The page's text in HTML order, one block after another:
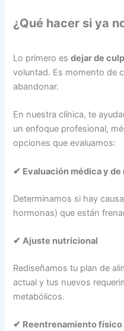
¿Qué hacer si ya
Lo primero esdejar de
voluntad. Es momento de
abandonar.
En nuestra clínica, te
un enfoque profesional,
opciones que evaluamos:
✔ Evaluación médica y
Determinamos si hay
hormonas) que están
✔ Ajuste nutricional
Rediseñamos tu plan de
actual y tus nuevos
metabólicos.
✔ Reentrenamiento físico